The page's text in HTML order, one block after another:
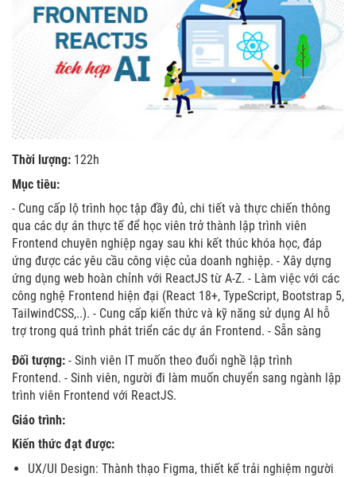
Thời lượng: 122h
Mục tiêu:
- Cung cấp lộ trình học tập đầy đủ, chi tiết và thực chiến thông
qua các dự án thực tế để học viên trở thành lập trình viên
Frontend chuyên nghiệp ngay sau khi kết thúc khóa học, đáp
ứng được các yêu cầu công việc của doanh nghiệp. - Xây dựng
ứng dụng web hoàn chỉnh với ReactJS từ A-Z. - Làm việc với các
công nghệ Frontend hiện đại (React 18+, TypeScript, Bootstrap 5,
TailwindCSS,..). - Cung cấp kiến thức và kỹ năng sử dụng AI hỗ
trợ trong quá trình phát triển các dự án Frontend. - Sẵn sàng
Đối tượng: - Sinh viên IT muốn theo đuổi nghề lập trình
Frontend. - Sinh viên, người đi làm muốn chuyển sang ngành lập
trình viên Frontend với ReactJS.
Giáo trình:
Kiến thức đạt được:
UX/UI Design: Thành thạo Figma, thiết kế trải nghiệm người